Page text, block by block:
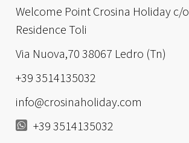
Welcome Point Crosina Holiday c/o
Residence Toli
Via Nuova,70 38067 Ledro (Tn)
+39 3514135032
info@crosinaholiday.com
+39 3514135032